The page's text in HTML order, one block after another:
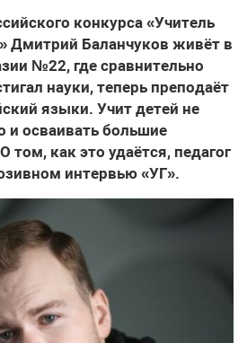
конкурса «Учитель
Дмитрий Баланчуков живёт в
№22, где сравнительно
науки, теперь преподаёт
языки. Учит детей не
и осваивать большие
как это удаётся, педагог
интервью «УГ».